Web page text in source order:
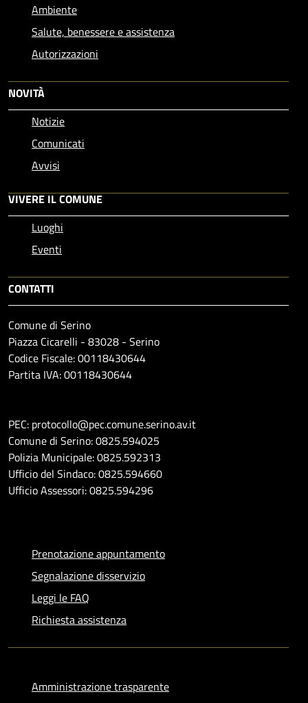
Ambiente
Salute, benessere e assistenza
Autorizzazioni
NOVITÀ
Notizie
Comunicati
Avvisi
VIVERE IL COMUNE
Luoghi
Eventi
CONTATTI
Comune di Serino
Piazza Cicarelli - 83028 - Serino
Codice Fiscale: 00118430644
Partita IVA: 00118430644
PEC: protocollo@pec.comune.serino.av.it
Comune di Serino: 0825.594025
Polizia Municipale: 0825.592313
Ufficio del Sindaco: 0825.594660
Ufficio Assessori: 0825.594296
Prenotazione appuntamento
Segnalazione disservizio
Leggi le FAQ
Richiesta assistenza
Amministrazione trasparente